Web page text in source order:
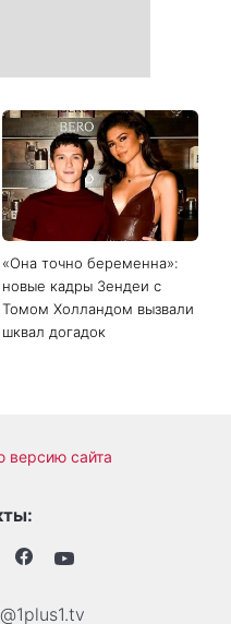
Украинские звезды,
которые ошеломили
похудением - фото до и
после